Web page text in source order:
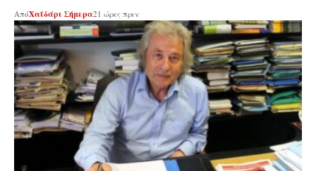
ΑπόΧαϊδάρι Σήμερα21 ώρες πριν